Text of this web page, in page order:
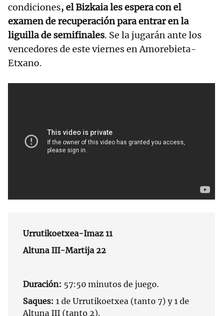
condiciones, el Bizkaia les espera con el
examen de recuperación para entrar en la
liguilla de semifinales. Se la jugarán ante los
vencedores de este viernes en Amorebieta-
Etxano.
Urrutikoetxea-Imaz 11
Altuna III-Martija 22
Duración: 57:50 minutos de juego.
Saques: 1 de Urrutikoetxea (tanto 7) y 1 de
Altuna III (tanto 2).